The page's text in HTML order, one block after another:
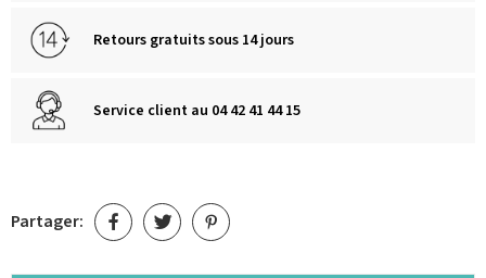
Retours gratuits sous 14 jours
Service client au 04 42 41 44 15
Partager: